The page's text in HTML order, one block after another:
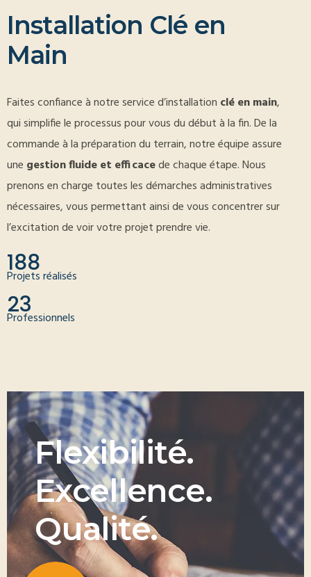
Installation Clé en
Main
Faites confiance à notre service d’installation clé en main,
qui simplifie le processus pour vous du début à la fin. De la
commande à la préparation du terrain, notre équipe assure
une gestion fluide et efficacede chaque étape. Nous
prenons en charge toutes les démarches administratives
nécessaires, vous permettant ainsi de vous concentrer sur
l’excitation de voir votre projet prendre vie.
188
Projets réalisés
23
Professionnels
Flexibilité.
Excellence.
Qualité.